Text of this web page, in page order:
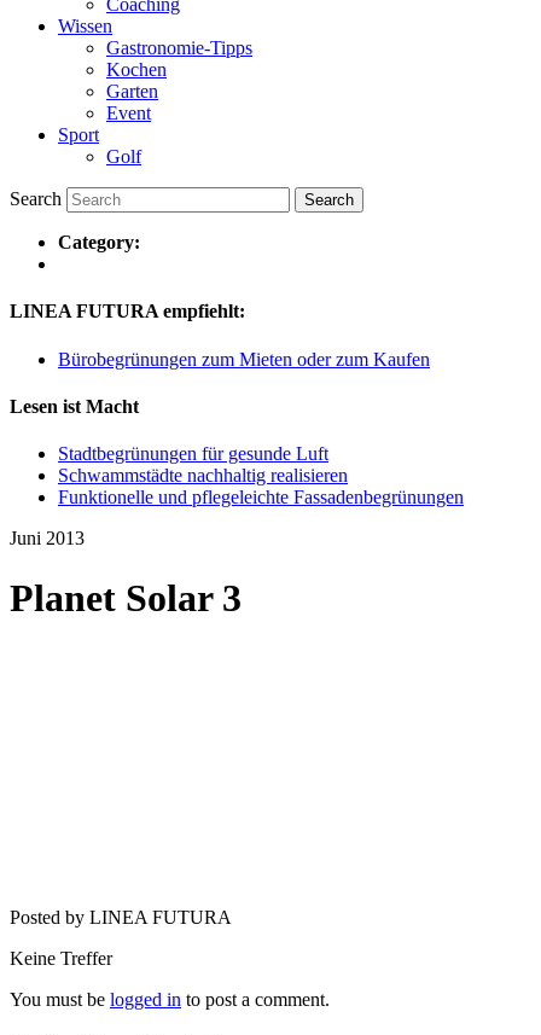
Coaching
Wissen
Gastronomie-Tipps
Kochen
Garten
Event
Sport
Golf
Search
Category:
LINEA FUTURA empfiehlt:
Bürobegrünungen zum Mieten oder zum Kaufen
Lesen ist Macht
Stadtbegrünungen für gesunde Luft
Schwammstädte nachhaltig realisieren
Funktionelle und pflegeleichte Fassadenbegrünungen
Juni 2013
Planet Solar 3
Posted by LINEA FUTURA
Keine Treffer
You must be logged in to post a comment.